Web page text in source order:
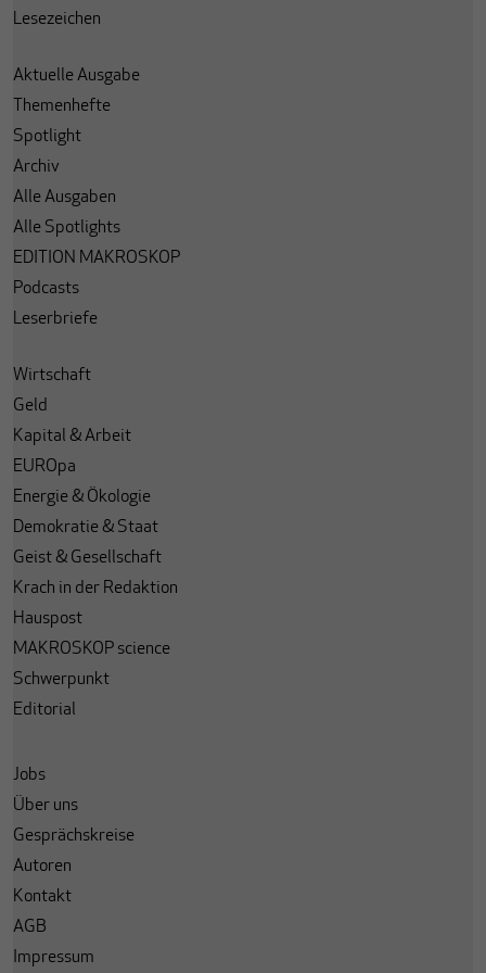
Lesezeichen
Aktuelle Ausgabe
Themenhefte
Spotlight
Archiv
Alle Ausgaben
Alle Spotlights
EDITION MAKROSKOP
Podcasts
Leserbriefe
Wirtschaft
Geld
Kapital & Arbeit
EUROpa
Energie & Ökologie
Demokratie & Staat
Geist & Gesellschaft
Krach in der Redaktion
Hauspost
MAKROSKOP science
Schwerpunkt
Editorial
Jobs
Über uns
Gesprächskreise
Autoren
Kontakt
AGB
Impressum